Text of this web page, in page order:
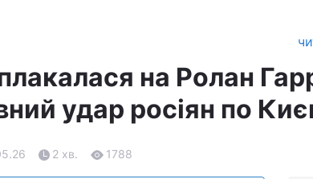
на Ролан
удар росіян по
2 хв. 1788